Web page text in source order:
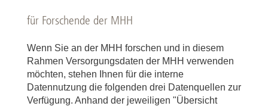
für Forschende der MHH
Wenn Sie an der MHH forschen und in diesem
Rahmen Versorgungsdaten der MHH verwenden
möchten, stehen Ihnen für die interne
Datennutzung die folgenden drei Datenquellen zur
Verfügung. Anhand der jeweiligen "Übersicht